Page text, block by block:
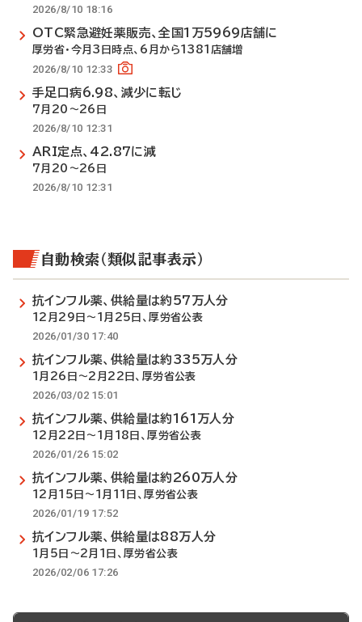
2026/8/10 18:16
OTC緊急避妊薬販売、全国1万5969店舗に
厚労省・今月3日時点、6月から1381店舗増
2026/8/10 12:33
手足口病6.98、減少に転じ
7月20～26日
2026/8/10 12:31
ARI定点、42.87に減
7月20～26日
2026/8/10 12:31
自動検索（類似記事表示）
抗インフル薬、供給量は約57万人分
12月29日～1月25日、厚労省公表
2026/01/30 17:40
抗インフル薬、供給量は約335万人分
1月26日～2月22日、厚労省公表
2026/03/02 15:01
抗インフル薬、供給量は約161万人分
12月22日～1月18日、厚労省公表
2026/01/26 15:02
抗インフル薬、供給量は約260万人分
12月15日～1月11日、厚労省公表
2026/01/19 17:52
抗インフル薬、供給量は88万人分
1月5日～2月1日、厚労省公表
2026/02/06 17:26